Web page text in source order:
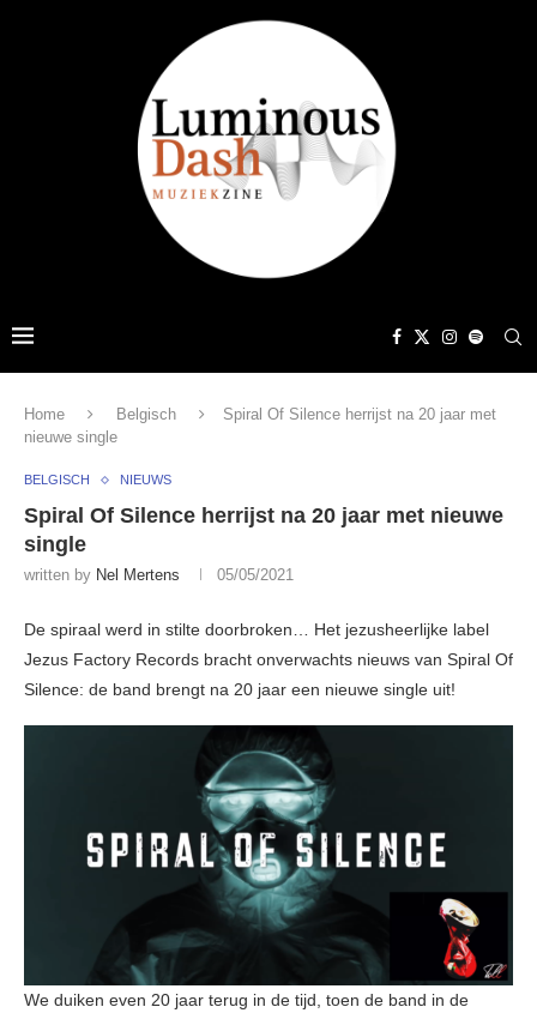
Home Belgisch
Spiral Of Silence herrijst na 20 jaar met
nieuwe single
BELGISCH NIEUWS
Spiral Of Silence herrijst na 20 jaar met nieuwe
single
written by Nel Mertens 05/05/2021
De spiraal werd in stilte doorbroken… Het jezusheerlijke label
Jezus Factory Records bracht onverwachts nieuws van Spiral Of
Silence: de band brengt na 20 jaar een nieuwe single uit!
We duiken even 20 jaar terug in de tijd, toen de band in de